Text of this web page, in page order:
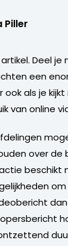
Piller
Deel je
een
ook als je
van online
over de
beschikt